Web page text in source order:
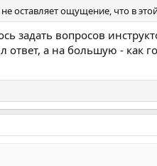
оставляет ощущение, что в
задать вопросов
ответ, а на большую - как